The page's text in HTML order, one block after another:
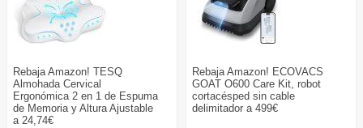
Rebaja Amazon! TESQ
Almohada Cervical
Ergonómica 2 en 1 de Espuma
de Memoria y Altura Ajustable
a 24,74€
Rebaja Amazon! ECOVACS
GOAT O600 Care Kit, robot
cortacésped sin cable
delimitador a 499€